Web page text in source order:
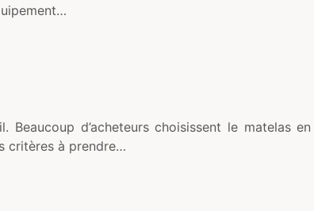
d’acheteurs choisissent le matelas
critères à prendre…